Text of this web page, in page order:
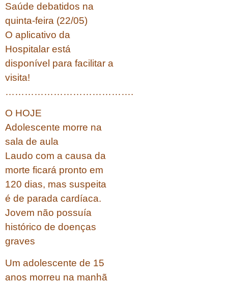
Saúde debatidos na
quinta-feira (22/05)
O aplicativo da
Hospitalar está
disponível para facilitar a
visita!
………………………………….
O HOJE
Adolescente morre na
sala de aula
Laudo com a causa da
morte ficará pronto em
120 dias, mas suspeita
é de parada cardíaca.
Jovem não possuía
histórico de doenças
graves
Um adolescente de 15
anos morreu na manhã